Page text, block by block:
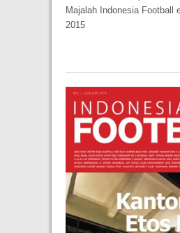
Majalah Indonesia Football
2015